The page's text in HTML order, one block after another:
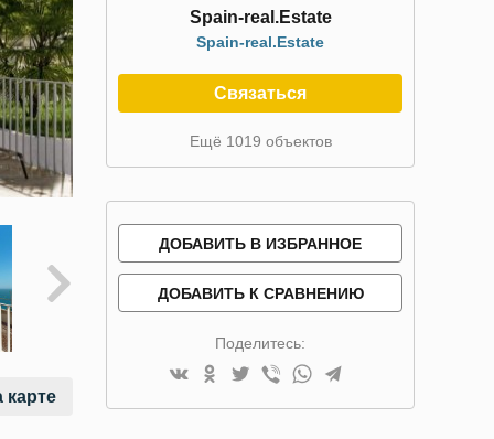
карте
Spain-real.Estate
Spain-real.Estate
Связаться
Ещё 1019 объектов
ДОБАВИТЬ В ИЗБРАННОЕ
ДОБАВИТЬ К СРАВНЕНИЮ
Поделитесь: